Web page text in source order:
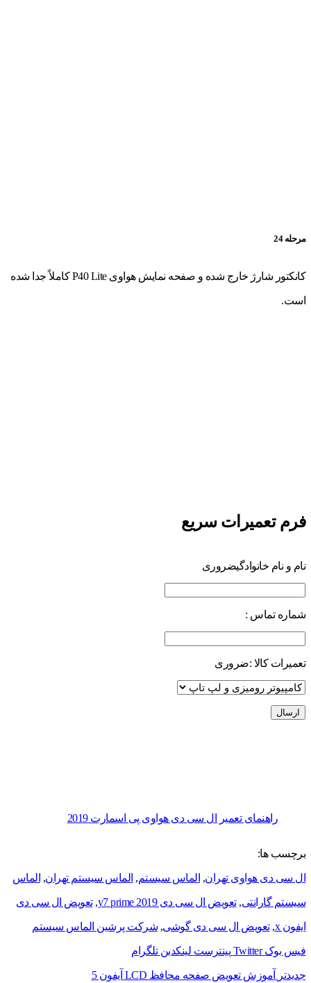
مرحله 24
کانکتور شارژ خارج شده و صفحه نمایش هواوی P40 Lite کاملاً جدا شده
است.
فرم تعمیرات سریع
نام و نام خانوادگیضروری
شماره تماس :
تعمیرات کالا :ضروری
راهنمای تعمیر ال سی دی هواوی پی اسمارت 2019
برچسب ها:
ال سی دی هواوی تهران, الماس سیستم, الماس سیستم تهران, الماس
سیستم گارانتی,تعویض ال سی دی y7 prime 2019 ,تعویض ال سی دی
ایفون x ,تعویض ال سی دی گوشی, شرکت پرشین الماس سیستم
فیس بوک Twitter پینترست لینکدین تلگرام
جدیدتر آموزش تعویض صفحه محافظ LCD آیفون 5